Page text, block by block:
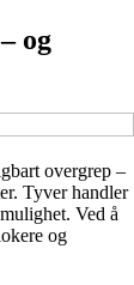
og
overgrep –
Tyver handler
Ved å
og